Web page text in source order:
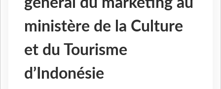
ministère de la Culture
et du Tourisme
d’Indonésie